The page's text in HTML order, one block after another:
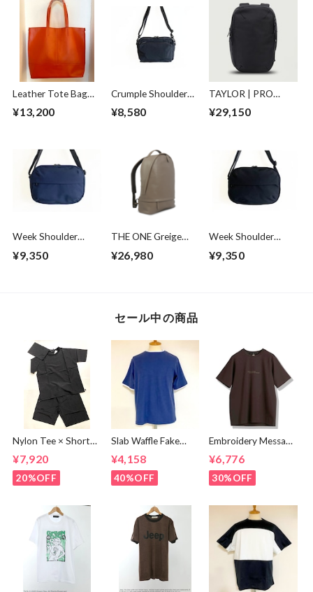
Leather Tote Bag
Orange
¥13,200
Crumple Shoulder
Bag Black
¥8,580
TAYLOR | PRO
PACK
¥29,150
Week Shoulder
¥9,350
THE ONE Greige
¥26,980
Week Shoulder
¥9,350
セール中の商品
Nylon Tee × Shorts
Set Up Black
¥7,920
20%OFF
Slab Waffle Fake
layered Roll Neck
Cut & Sewn Navy
¥4,158
40%OFF
Embroidery Message
Crew Neck T-
shirts Brown
¥6,776
30%OFF